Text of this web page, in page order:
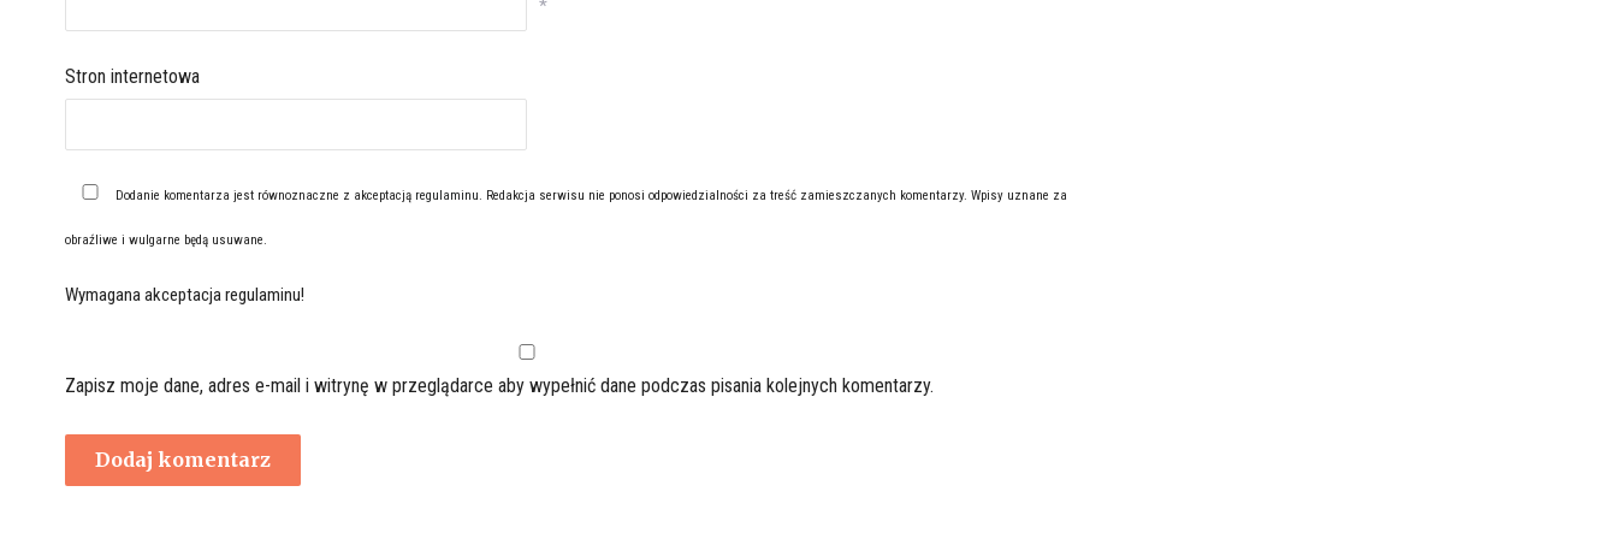
*
Stron internetowa
Dodanie komentarza jest równoznaczne z akceptacją regulaminu. Redakcja serwisu nie ponosi odpowiedzialności za treść zamieszczanych komentarzy. Wpisy uznane za
obraźliwe i wulgarne będą usuwane.
Wymagana akceptacja regulaminu!
Zapisz moje dane, adres e-mail i witrynę w przeglądarce aby wypełnić dane podczas pisania kolejnych komentarzy.